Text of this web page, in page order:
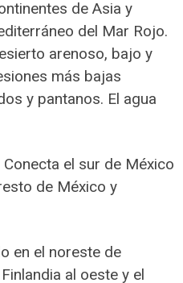
de Asia y
del Mar Rojo.
arenoso, bajo y
más bajas
y pantanos. El agua
el sur de México
de México y
en el noreste de
al oeste y el